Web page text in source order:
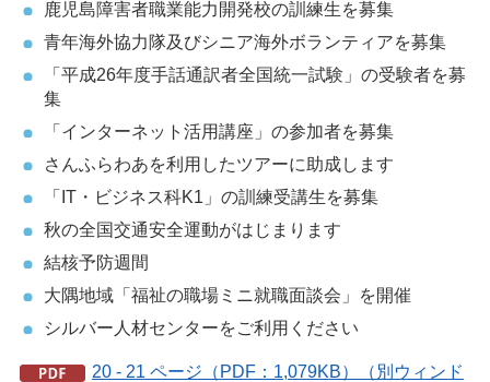
鹿児島障害者職業能力開発校の訓練生を募集
青年海外協力隊及びシニア海外ボランティアを募集
「平成26年度手話通訳者全国統一試験」の受験者を募
集
「インターネット活用講座」の参加者を募集
さんふらわあを利用したツアーに助成します
「IT・ビジネス科K1」の訓練受講生を募集
秋の全国交通安全運動がはじまります
結核予防週間
大隅地域「福祉の職場ミニ就職面談会」を開催
シルバー人材センターをご利用ください
20 - 21 ページ（PDF：1,079KB）（別ウィンド